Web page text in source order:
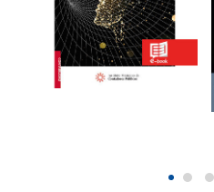
Un cuento contable
2021
$349.00